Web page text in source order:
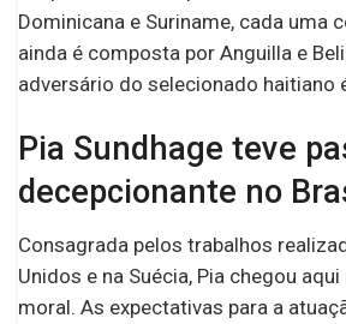
Dominicana e Suriname, cada uma
ainda é composta por Anguilla e
adversário do selecionado haitiano
Pia Sundhage teve
decepcionante no
Consagrada pelos trabalhos
Unidos e na Suécia, Pia chegou
moral. As expectativas para a